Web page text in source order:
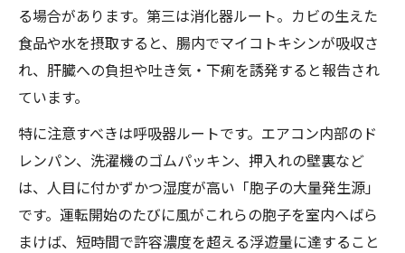
る場合があります。第三は消化器ルート。カビの生えた
食品や水を摂取すると、腸内でマイコトキシンが吸収さ
れ、肝臓への負担や吐き気・下痢を誘発すると報告され
ています。
特に注意すべきは呼吸器ルートです。エアコン内部のド
レンパン、洗濯機のゴムパッキン、押入れの壁裏など
は、人目に付かずかつ湿度が高い「胞子の大量発生源」
です。運転開始のたびに風がこれらの胞子を室内へばら
まけば、短時間で許容濃度を超える浮遊量に達すること